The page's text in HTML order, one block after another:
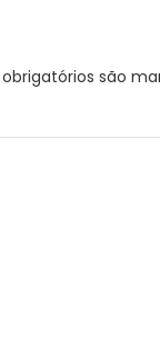
são